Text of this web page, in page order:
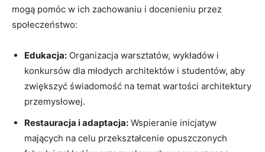
mogą pomóc w ich zachowaniu i docenieniu przez
społeczeństwo:
Edukacja: Organizacja warsztatów, wykładów i
konkursów dla młodych architektów i studentów, aby
zwiększyć świadomość na temat wartości architektury
przemysłowej.
Restauracja i adaptacja: Wspieranie inicjatyw
mających na celu przekształcenie opuszczonych